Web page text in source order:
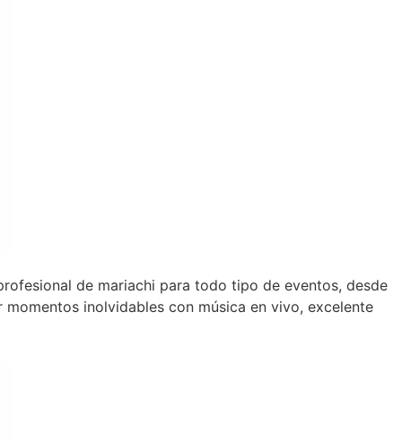
de mariachi para todo tipo de eventos, desde
inolvidables con música en vivo, excelente